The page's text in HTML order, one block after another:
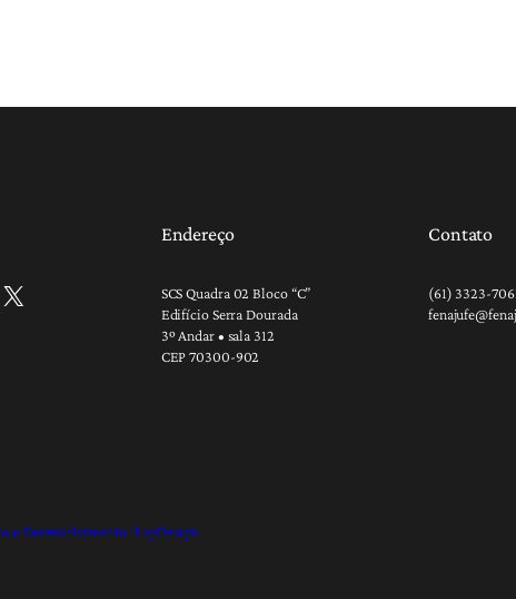
X
Endereço
SCS Quadra 02 Bloco “C”
Edifício Serra Dourada
3º Andar • sala 312
CEP 70300-902
Contato
(61) 3323-
e Desenvolvimento: RapDesign